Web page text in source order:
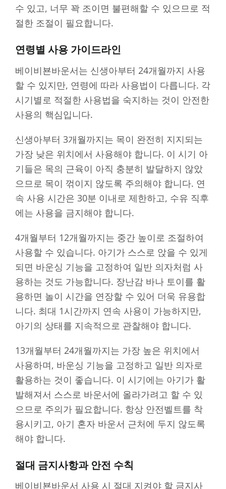
수 있고, 너무 꽉 조이면 불편해할 수 있으므로 적
절한 조절이 필요합니다.
연령별 사용 가이드라인
베이비뵨바운서는 신생아부터 24개월까지 사용
할 수 있지만, 연령에 따라 사용법이 다릅니다. 각
시기별로 적절한 사용법을 숙지하는 것이 안전한
사용의 핵심입니다.
신생아부터 3개월까지는 목이 완전히 지지되는
가장 낮은 위치에서 사용해야 합니다. 이 시기 아
기들은 목의 근육이 아직 충분히 발달하지 않았
으므로 목이 꺾이지 않도록 주의해야 합니다. 연
속 사용 시간은 30분 이내로 제한하고, 수유 직후
에는 사용을 금지해야 합니다.
4개월부터 12개월까지는 중간 높이로 조절하여
사용할 수 있습니다. 아기가 스스로 앉을 수 있게
되면 바운싱 기능을 고정하여 일반 의자처럼 사
용하는 것도 가능합니다. 장난감 바나 토이를 활
용하면 놀이 시간을 연장할 수 있어 더욱 유용합
니다. 최대 1시간까지 연속 사용이 가능하지만,
아기의 상태를 지속적으로 관찰해야 합니다.
13개월부터 24개월까지는 가장 높은 위치에서
사용하며, 바운싱 기능을 고정하고 일반 의자로
활용하는 것이 좋습니다. 이 시기에는 아기가 활
발해져서 스스로 바운서에 올라가려고 할 수 있
으므로 주의가 필요합니다. 항상 안전벨트를 착
용시키고, 아기 혼자 바운서 근처에 두지 않도록
해야 합니다.
절대 금지사항과 안전 수칙
베이비뵨바운서 사용 시 절대 지켜야 할 금지사